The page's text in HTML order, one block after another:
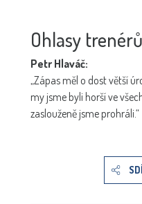
Ohlasy trenérů
Petr Hlaváč:
„Zápas měl o dost větší
my jsme byli horší ve
zaslouženě jsme prohráli.“